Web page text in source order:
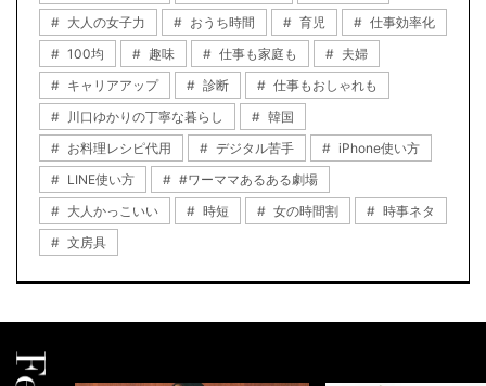
大人の女子力
おうち時間 育児
仕事効率化
100均
趣味 仕事も家庭も
夫婦
キャリアアップ
診断
仕事もおしゃれも
川口ゆかりの丁寧な暮らし
韓国
お料理レシピ代用
デジタル苦手
iPhone使い方
LINE使い方
#ワーママあるある劇場
大人かっこいい
時短 女の時間割
時事ネタ
文房具